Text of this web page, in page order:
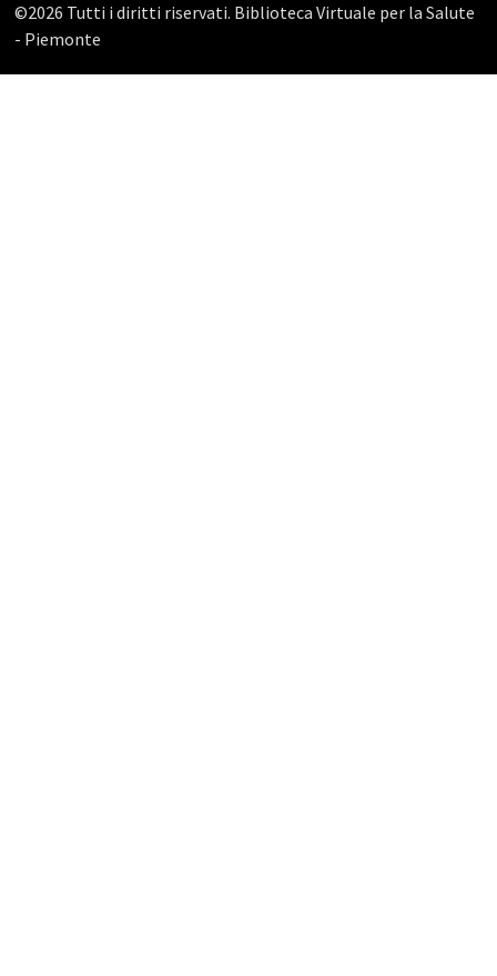
©2026 Tutti i diritti riservati. Biblioteca Virtuale per la Salute
- Piemonte